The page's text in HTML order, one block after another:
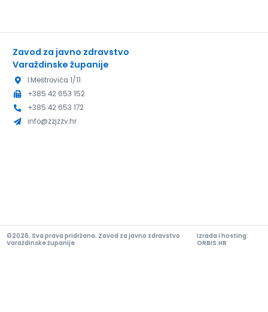
Zavod za javno zdravstvo
Varaždinske županije
I.Meštrovića 1/11
+385 42 653 152
+385 42 653 172
info@zzjzzv.hr
©2026. Sva prava pridržana. Zavod za javno zdravstvo
Varaždinske županije
Izrada i hosting:
ORBIS.HR